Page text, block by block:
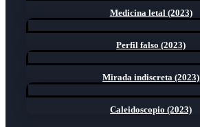
Medicina letal (2023)
Perfil falso (2023)
Mirada indiscreta (2023)
Caleidoscopio (2023)